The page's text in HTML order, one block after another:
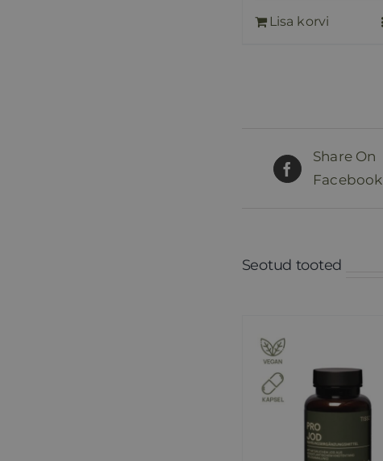
Lisa korvi
Share On
Facebook
Seotud tooted